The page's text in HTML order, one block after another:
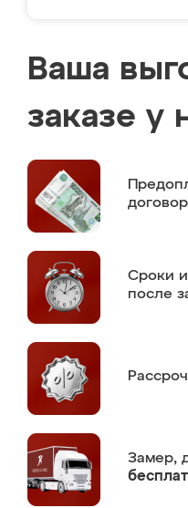
Ваша
заказе у
Сроки
после
Замер,